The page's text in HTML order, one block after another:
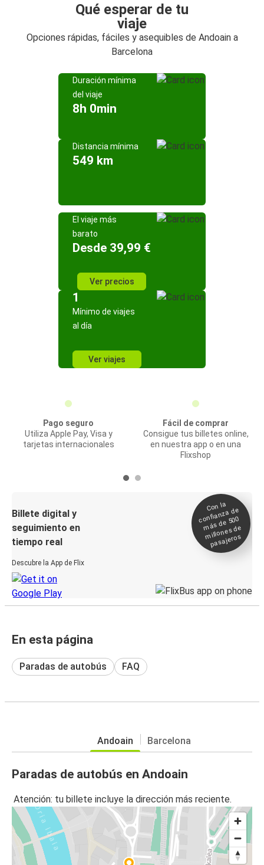
Qué esperar de tu
viaje
Opciones rápidas, fáciles y asequibles de Andoain a
Barcelona
Duración mínima
del viaje
8h 0min
Distancia mínima
549 km
El viaje más
barato
Desde 39,99 €
Ver precios
1
Mínimo de viajes
al día
Ver viajes
Pago seguro
Utiliza Apple Pay, Visa y
tarjetas internacionales
Fácil de comprar
Consigue tus billetes online,
en nuestra app o en una
Flixshop
Billete digital y
seguimiento en
tiempo real
Descubre la App de Flix
Con la
confianza de
más de 500
millones de
pasajeros
En esta página
Paradas de autobús FAQ
Andoain Barcelona
Paradas de autobús en Andoain
Atención: tu billete incluye la dirección más reciente.